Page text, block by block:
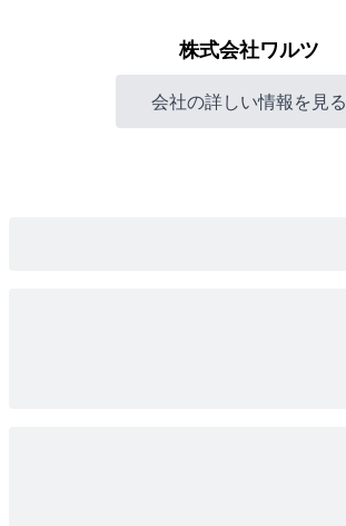
株式会社ワルツ
会社の詳しい情報を見る